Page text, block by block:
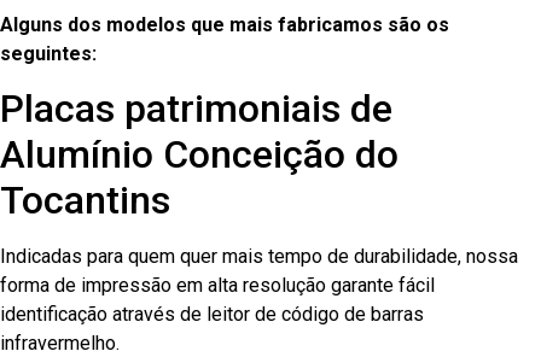
Alguns dos modelos que mais fabricamos são os
seguintes:
Placas patrimoniais de
Alumínio Conceição do
Tocantins
Indicadas para quem quer mais tempo de durabilidade, nossa
forma de impressão em alta resolução garante fácil
identificação através de leitor de código de barras
infravermelho.